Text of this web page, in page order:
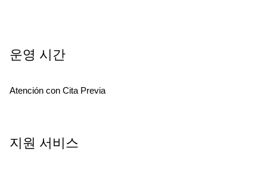
운영 시간
Atención con Cita Previa
지원 서비스